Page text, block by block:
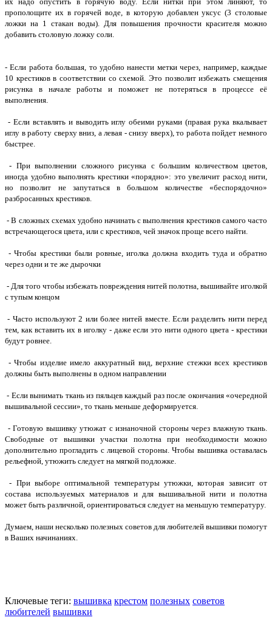
прополощите их в горячей воде, в которую добавлен уксус (3 столовые
ложки на 1 стакан воды). Для повышения прочности красителя можно
добавить столовую ложку соли.
- Если работа большая, то удобно нанести метки через, например, каждые
10 крестиков в соответствии со схемой. Это позволит избежать смещения
рисунка в начале работы и поможет не потеряться в процессе её
выполнения.
- Если вставлять и выводить иглу обеими руками (правая рука вкалывает
иглу в работу сверху вниз, а левая - снизу вверх), то работа пойдет немного
быстрее.
- При выполнении сложного рисунка с большим количеством цветов,
иногда удобно выполнять крестики «порядно»: это увеличит расход нити,
но позволит не запутаться в большом количестве «беспорядочно»
разбросанных крестиков.
- В сложных схемах удобно начинать с выполнения крестиков самого часто
встречающегося цвета, или c крестиков, чей значок проще всего найти.
- Чтобы крестики были ровные, иголка должна входить туда и обратно
через одни и те же дырочки
- Для того чтобы избежать повреждения нитей полотна, вышивайте иголкой
с тупым концом
- Часто используют 2 или более нитей вместе. Если разделить нити перед
тем, как вставить их в иголку - даже если это нити одного цвета - крестики
будут ровнее.
- Чтобы изделие имело аккуратный вид, верхние стежки всех крестиков
должны быть выполнены в одном направлении
- Если вынимать ткань из пяльцев каждый раз после окончания «очередной
вышивальной сессии», то ткань меньше деформируется.
- Готовую вышивку утюжат с изнаночной стороны через влажную ткань.
Свободные от вышивки участки полотна при необходимости можно
дополнительно прогладить с лицевой стороны. Чтобы вышивка оставалась
рельефной, утюжить следует на мягкой подложке.
- При выборе оптимальной температуры утюжки, которая зависит от
состава используемых материалов и для вышивальной нити и полотна
может быть различной, ориентироваться следует на меньшую температуру.
Думаем, наши несколько полезных советов для любителей вышивки помогут
в Ваших начинаниях.
Ключевые теги: вышивка крестом полезных советов
любителей вышивки